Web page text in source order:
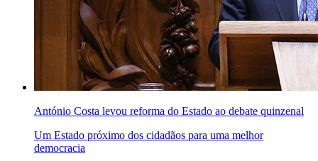
António Costa levou reforma do Estado ao debate quinzenal
Um Estado próximo dos cidadãos para uma melhor
democracia